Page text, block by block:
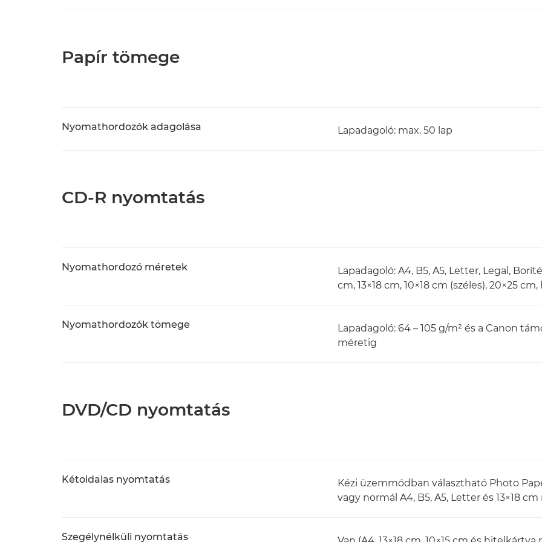
Papír tömege
Nyomathordozók adagolása Lapadagoló: max. 50 lap
CD-R nyomtatás
Nyomathordozó méretek
Lapadagoló: A4, B5, A5, Letter, Legal,
cm, 13×18 cm, 10×18 cm (széles), 20×25
Nyomathordozók tömege
Lapadagoló: 64 – 105 g/m² és a Canon
méretig
DVD/CD nyomtatás
Kétoldalas nyomtatás
Kézi üzemmódban választható Photo
vagy normál A4, B5, A5, Letter és 13×18
Szegélynélküli nyomtatás